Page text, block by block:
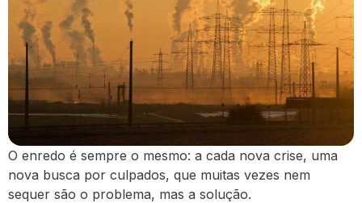
O enredo é sempre o mesmo: a cada nova crise, uma
nova busca por culpados, que muitas vezes nem
sequer são o problema, mas a solução.